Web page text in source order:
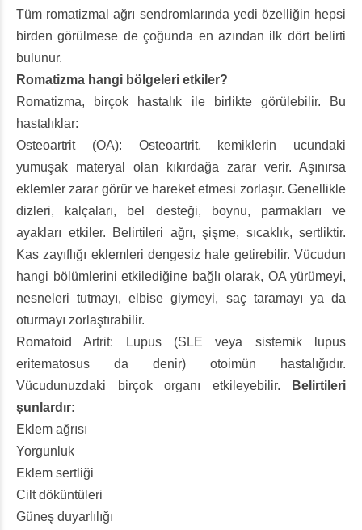
Tüm romatizmal ağrı sendromlarında yedi özelliğin hepsi
birden görülmese de çoğunda en azından ilk dört belirti
bulunur.
Romatizma hangi bölgeleri etkiler?
Romatizma, birçok hastalık ile birlikte görülebilir. Bu
hastalıklar:
Osteoartrit (OA): Osteoartrit, kemiklerin ucundaki
yumuşak materyal olan kıkırdağa zarar verir. Aşınırsa
eklemler zarar görür ve hareket etmesi zorlaşır. Genellikle
dizleri, kalçaları, bel desteği, boynu, parmakları ve
ayakları etkiler. Belirtileri ağrı, şişme, sıcaklık, sertliktir.
Kas zayıflığı eklemleri dengesiz hale getirebilir. Vücudun
hangi bölümlerini etkilediğine bağlı olarak, OA yürümeyi,
nesneleri tutmayı, elbise giymeyi, saç taramayı ya da
oturmayı zorlaştırabilir.
Romatoid Artrit: Lupus (SLE veya sistemik lupus
eritematosus da denir) otoimün hastalığıdır.
Vücudunuzdaki birçok organı etkileyebilir.
Belirtileri
şunlardır:
Eklem ağrısı
Yorgunluk
Eklem sertliği
Cilt döküntüleri
Güneş duyarlılığı